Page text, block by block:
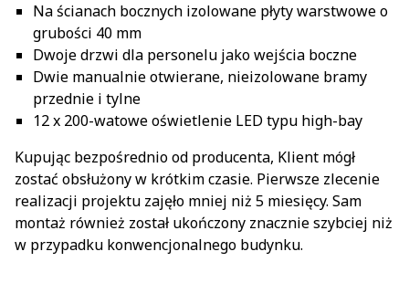
Na ścianach bocznych izolowane płyty warstwowe o
grubości 40 mm
Dwoje drzwi dla personelu jako wejścia boczne
Dwie manualnie otwierane, nieizolowane bramy
przednie i tylne
12 x 200-watowe oświetlenie LED typu high-bay
Kupując bezpośrednio od producenta, Klient mógł
zostać obsłużony w krótkim czasie. Pierwsze zlecenie
realizacji projektu zajęło mniej niż 5 miesięcy. Sam
montaż również został ukończony znacznie szybciej niż
w przypadku konwencjonalnego budynku.